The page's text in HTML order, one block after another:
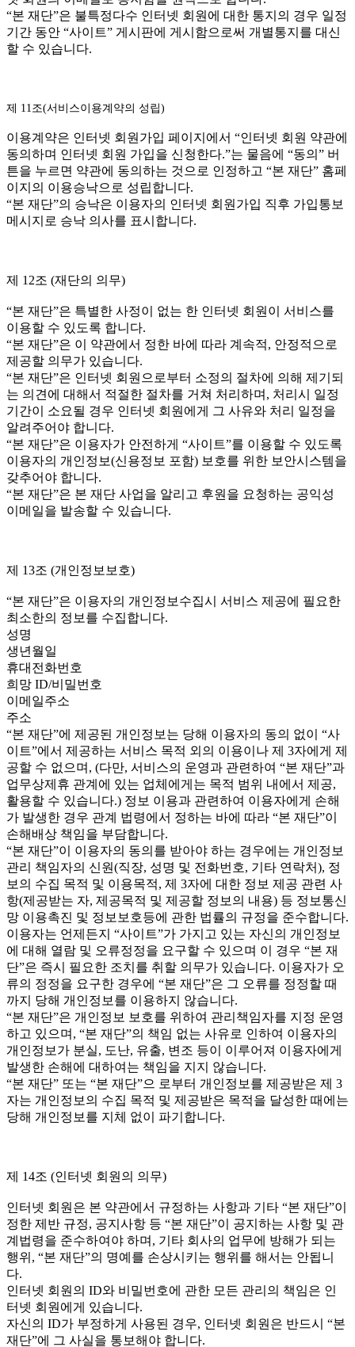
“본 재단”은 불특정다수 인터넷 회원에 대한 통지의 경우 일정
기간 동안 “사이트” 게시판에 게시함으로써 개별통지를 대신
할 수 있습니다.
제 11조(서비스이용계약의 성립)
이용계약은 인터넷 회원가입 페이지에서 “인터넷 회원 약관에
동의하며 인터넷 회원 가입을 신청한다.”는 물음에 “동의” 버
튼을 누르면 약관에 동의하는 것으로 인정하고 “본 재단” 홈페
이지의 이용승낙으로 성립합니다.
“본 재단”의 승낙은 이용자의 인터넷 회원가입 직후 가입통보
메시지로 승낙 의사를 표시합니다.
제 12조 (재단의 의무)
“본 재단”은 특별한 사정이 없는 한 인터넷 회원이 서비스를
이용할 수 있도록 합니다.
“본 재단”은 이 약관에서 정한 바에 따라 계속적, 안정적으로
제공할 의무가 있습니다.
“본 재단”은 인터넷 회원으로부터 소정의 절차에 의해 제기되
는 의견에 대해서 적절한 절차를 거쳐 처리하며, 처리시 일정
기간이 소요될 경우 인터넷 회원에게 그 사유와 처리 일정을
알려주어야 합니다.
“본 재단”은 이용자가 안전하게 “사이트”를 이용할 수 있도록
이용자의 개인정보(신용정보 포함) 보호를 위한 보안시스템을
갖추어야 합니다.
“본 재단”은 본 재단 사업을 알리고 후원을 요청하는 공익성
이메일을 발송할 수 있습니다.
제 13조 (개인정보보호)
“본 재단”은 이용자의 개인정보수집시 서비스 제공에 필요한
최소한의 정보를 수집합니다.
성명
생년월일
휴대전화번호
희망 ID/비밀번호
이메일주소
주소
“본 재단”에 제공된 개인정보는 당해 이용자의 동의 없이 “사
이트”에서 제공하는 서비스 목적 외의 이용이나 제 3자에게 제
공할 수 없으며, (다만, 서비스의 운영과 관련하여 “본 재단”과
업무상제휴 관계에 있는 업체에게는 목적 범위 내에서 제공,
활용할 수 있습니다.) 정보 이용과 관련하여 이용자에게 손해
가 발생한 경우 관계 법령에서 정하는 바에 따라 “본 재단”이
손해배상 책임을 부담합니다.
“본 재단”이 이용자의 동의를 받아야 하는 경우에는 개인정보
관리 책임자의 신원(직장, 성명 및 전화번호, 기타 연락처), 정
보의 수집 목적 및 이용목적, 제 3자에 대한 정보 제공 관련 사
항(제공받는 자, 제공목적 및 제공할 정보의 내용) 등 정보통신
망 이용촉진 및 정보보호등에 관한 법률의 규정을 준수합니다.
이용자는 언제든지 “사이트”가 가지고 있는 자신의 개인정보
에 대해 열람 및 오류정정을 요구할 수 있으며 이 경우 “본 재
단”은 즉시 필요한 조치를 취할 의무가 있습니다. 이용자가 오
류의 정정을 요구한 경우에 “본 재단”은 그 오류를 정정할 때
까지 당해 개인정보를 이용하지 않습니다.
“본 재단”은 개인정보 보호를 위하여 관리책임자를 지정 운영
하고 있으며, “본 재단”의 책임 없는 사유로 인하여 이용자의
개인정보가 분실, 도난, 유출, 변조 등이 이루어져 이용자에게
발생한 손해에 대하여는 책임을 지지 않습니다.
“본 재단” 또는 “본 재단”으 로부터 개인정보를 제공받은 제 3
자는 개인정보의 수집 목적 및 제공받은 목적을 달성한 때에는
당해 개인정보를 지체 없이 파기합니다.
제 14조 (인터넷 회원의 의무)
인터넷 회원은 본 약관에서 규정하는 사항과 기타 “본 재단”이
정한 제반 규정, 공지사항 등 “본 재단”이 공지하는 사항 및 관
계법령을 준수하여야 하며, 기타 회사의 업무에 방해가 되는
행위, “본 재단”의 명예를 손상시키는 행위를 해서는 안됩니
다.
인터넷 회원의 ID와 비밀번호에 관한 모든 관리의 책임은 인
터넷 회원에게 있습니다.
자신의 ID가 부정하게 사용된 경우, 인터넷 회원은 반드시 “본
재단”에 그 사실을 통보해야 합니다.